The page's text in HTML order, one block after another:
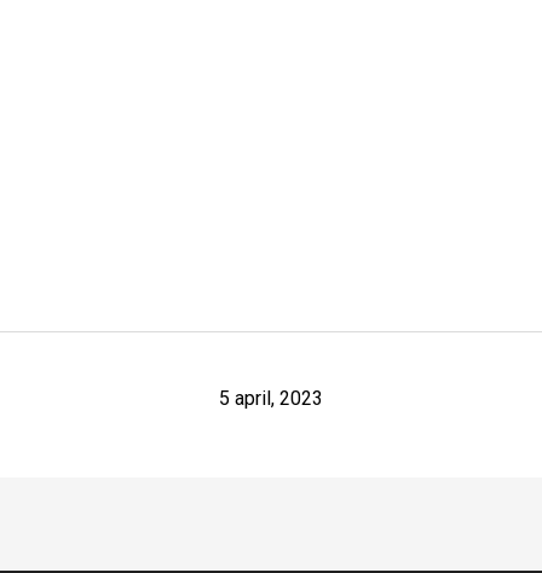
5 april, 2023